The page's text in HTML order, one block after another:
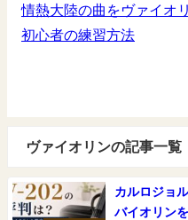
情熱大陸の曲をヴァイオ
初心者の練習方法
ヴァイオリンの記事一覧
カルロジョ
バイオリン